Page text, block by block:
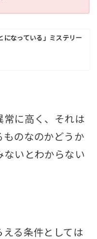
になっている」ミステリー
常に高く、それは
ものなのかどうか
ないとわからない
える条件としては